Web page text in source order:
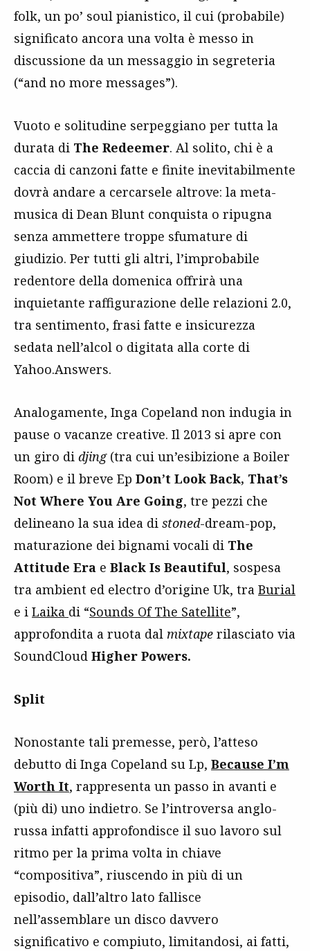
folk, un po’ soul pianistico, il cui (probabile)
significato ancora una volta è messo in
discussione da un messaggio in segreteria
(“and no more messages”).
Vuoto e solitudine serpeggiano per tutta la
durata di The Redeemer. Al solito, chi è a
caccia di canzoni fatte e finite inevitabilmente
dovrà andare a cercarsele altrove: la meta-
musica di Dean Blunt conquista o ripugna
senza ammettere troppe sfumature di
giudizio. Per tutti gli altri, l’improbabile
redentore della domenica offrirà una
inquietante raffigurazione delle relazioni 2.0,
tra sentimento, frasi fatte e insicurezza
sedata nell’alcol o digitata alla corte di
Yahoo.Answers.
Analogamente, Inga Copeland non indugia in
pause o vacanze creative. Il 2013 si apre con
un giro di djing(tra cui un’esibizione a Boiler
Room) e il breve Ep Don’t Look Back, That’s
Not Where You Are Going, tre pezzi che
delineano la sua idea di stoned-dream-pop,
maturazione dei bignami vocali di The
Attitude Era e Black Is Beautiful, sospesa
tra ambient ed electro d’origine Uk, tra Burial
e i Laika di “Sounds Of The Satellite”,
approfondita a ruota dal mixtape rilasciato via
SoundCloud Higher Powers.
Split
Nonostante tali premesse, però, l’atteso
debutto di Inga Copeland su Lp, Because I’m
Worth It, rappresenta un passo in avanti e
(più di) uno indietro. Se l’introversa anglo-
russa infatti approfondisce il suo lavoro sul
ritmo per la prima volta in chiave
“compositiva”, riuscendo in più di un
episodio, dall’altro lato fallisce
nell’assemblare un disco davvero
significativo e compiuto, limitandosi, ai fatti,